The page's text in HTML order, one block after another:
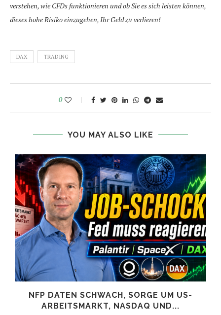
verstehen, wie CFDs funktionieren und ob Sie es sich leisten können,
dieses hohe Risiko einzugehen, Ihr Geld zu verlieren!
DAX TRADING
0
YOU MAY ALSO LIKE
NFP DATEN SCHWACH, SORGE UM US-
ARBEITSMARKT, NASDAQ UND...